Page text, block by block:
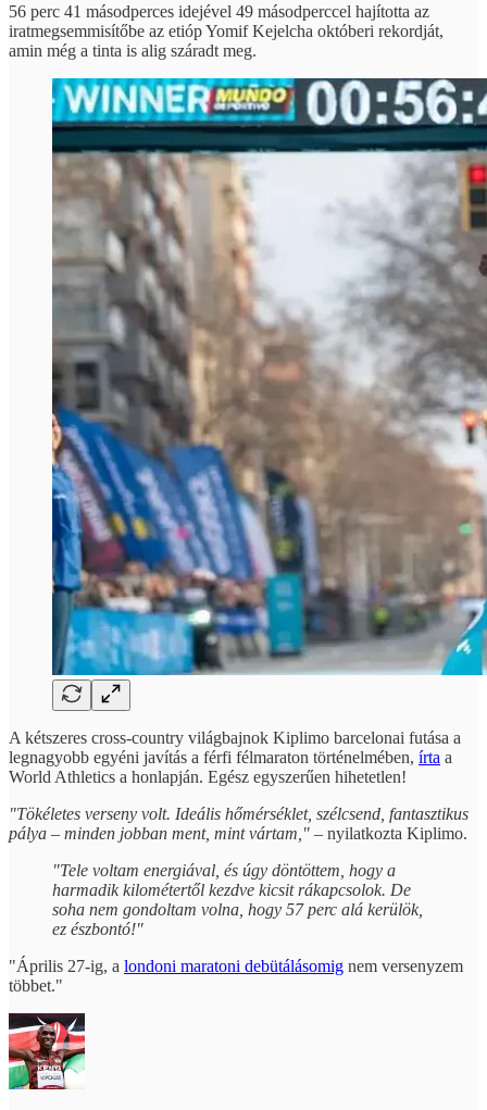
56 perc 41 másodperces idejével 49 másodperccel hajította az
iratmegsemmisítőbe az etióp Yomif Kejelcha októberi rekordját,
amin még a tinta is alig száradt meg.
A kétszeres cross-country világbajnok Kiplimo barcelonai futása a
legnagyobb egyéni javítás a férfi félmaraton történelmében, írta a
World Athletics a honlapján. Egész egyszerűen hihetetlen!
"Tökéletes verseny volt. Ideális hőmérséklet, szélcsend, fantasztikus
pálya – minden jobban ment, mint vártam," – nyilatkozta Kiplimo.
"Tele voltam energiával, és úgy döntöttem, hogy a
harmadik kilométertől kezdve kicsit rákapcsolok. De
soha nem gondoltam volna, hogy 57 perc alá kerülök,
ez észbontó!"
"Április 27-ig, a londoni maratoni debütálásomig nem versenyzem
többet."